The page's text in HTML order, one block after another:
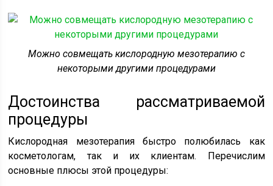
Можно совмещать кислородную мезотерапию с
некоторыми другими процедурами
Достоинства рассматриваемой
процедуры
Кислородная мезотерапия быстро полюбилась как
косметологам, так и их клиентам. Перечислим
основные плюсы этой процедуры: